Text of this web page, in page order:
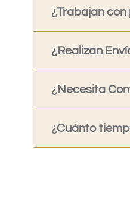
¿Trabajan
¿Realizan
¿Necesita
¿Cuánto